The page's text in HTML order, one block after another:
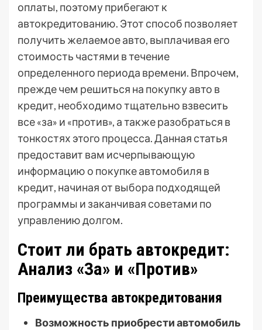
оплаты, поэтому прибегают к
автокредитованию. Этот способ позволяет
получить желаемое авто, выплачивая его
стоимость частями в течение
определенного периода времени. Впрочем,
прежде чем решиться на покупку авто в
кредит, необходимо тщательно взвесить
все «за» и «против», а также разобраться в
тонкостях этого процесса. Данная статья
предоставит вам исчерпывающую
информацию о покупке автомобиля в
кредит, начиная от выбора подходящей
программы и заканчивая советами по
управлению долгом.
Стоит ли брать автокредит:
Анализ «За» и «Против»
Преимущества автокредитования
Возможность приобрести автомобиль